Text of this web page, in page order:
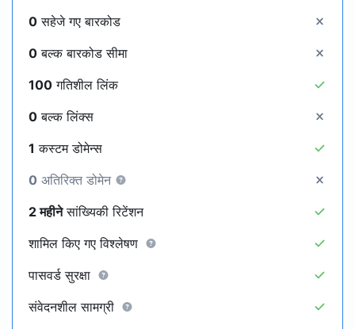
0 सहेजे गए बारकोड
0 बल्क बारकोड सीमा
100 गतिशील लिंक
0 बल्क लिंक्स
1 कस्टम डोमेन्स
0 अतिरिक्त डोमेन
2 महीनेसांख्यिकी रिटेंशन
शामिल किए गए विश्लेषण
पासवर्ड सुरक्षा
संवेदनशील सामग्री